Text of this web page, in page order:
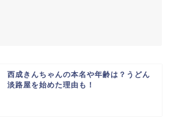
西成きんちゃんの本名や年齢は？うどん
淡路屋を始めた理由も！